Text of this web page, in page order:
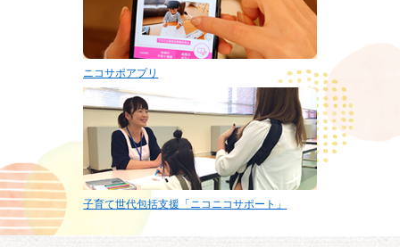
ニコサポアプリ
子育て世代包括支援「ニコニコサポート」